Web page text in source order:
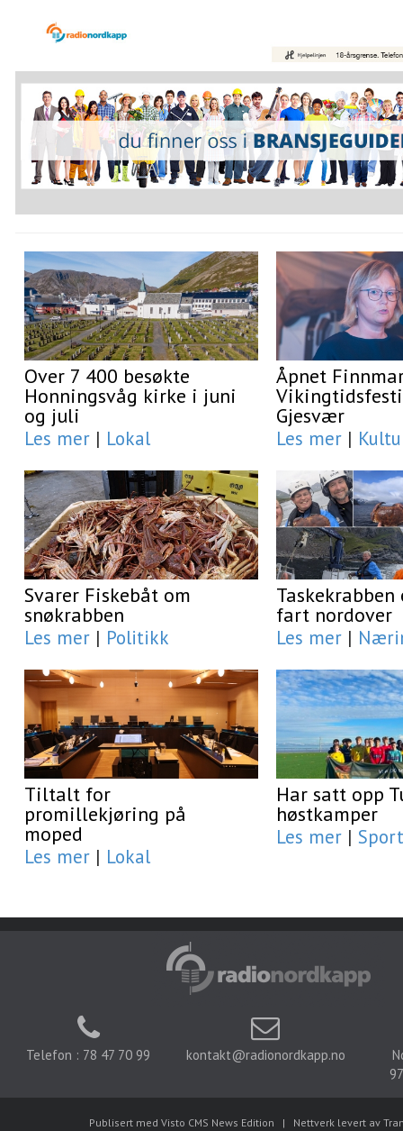
Over 7 400 besøkte
Honningsvåg kirke i juni
og juli
Les mer | Lokal
Åpnet
Gjesvær
Les mer |
Svarer Fiskebåt om
snøkrabben
Les mer | Politikk
fart nordover
Les mer |
Tiltalt for
promillekjøring på
moped
Les mer | Lokal
Har satt opp
høstkamper
Les mer | Sport
Telefon : 78 47 70 99 kontakt@radionordkapp.no
Publisert med Visto CMS News Edition | Nettverk levert av